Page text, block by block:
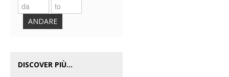
ANDARE
DISCOVER PIÙ...